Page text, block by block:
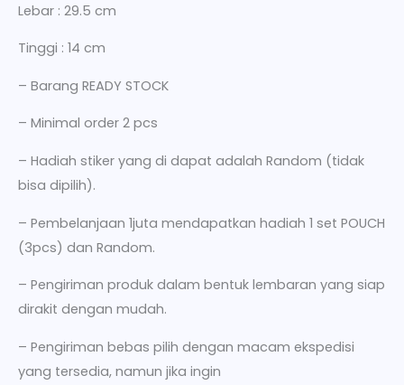
Lebar : 29.5 cm
Tinggi : 14 cm
– Barang READY STOCK
– Minimal order 2 pcs
– Hadiah stiker yang di dapat adalah Random (tidak
bisa dipilih).
– Pembelanjaan 1juta mendapatkan hadiah 1 set POUCH
(3pcs) dan Random.
– Pengiriman produk dalam bentuk lembaran yang siap
dirakit dengan mudah.
– Pengiriman bebas pilih dengan macam ekspedisi
yang tersedia, namun jika ingin